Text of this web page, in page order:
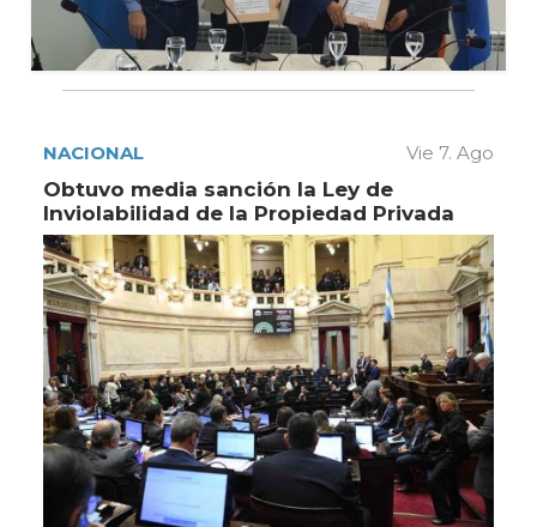
NACIONAL Vie 7. Ago
Obtuvo media sanción la Ley de
Inviolabilidad de la Propiedad Privada